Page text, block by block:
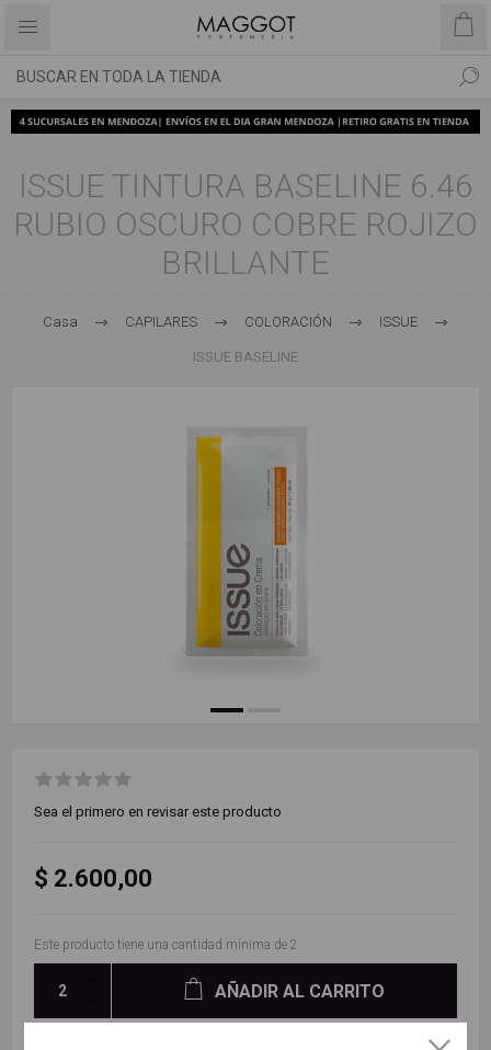
ISSUE TINTURA BASELINE 6.46
RUBIO OSCURO COBRE ROJIZO
BRILLANTE
Casa CAPILARES COLORACIÓN ISSUE
ISSUE BASELINE
Sea el primero en revisar este producto
$ 2.600,00
Este producto tiene una cantidad mínima de 2
AÑADIR AL CARRITO